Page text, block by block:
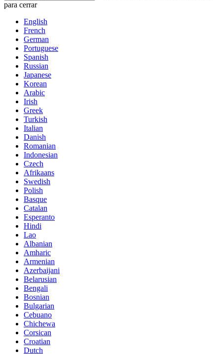
para cerrar
English
French
German
Portuguese
Spanish
Russian
Japanese
Korean
Arabic
Irish
Greek
Turkish
Italian
Danish
Romanian
Indonesian
Czech
Afrikaans
Swedish
Polish
Basque
Catalan
Esperanto
Hindi
Lao
Albanian
Amharic
Armenian
Azerbaijani
Belarusian
Bengali
Bosnian
Bulgarian
Cebuano
Chichewa
Corsican
Croatian
Dutch